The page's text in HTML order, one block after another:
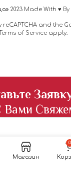
2023 Made With ♥
and the
Terms of Service apply.
Магазин
0